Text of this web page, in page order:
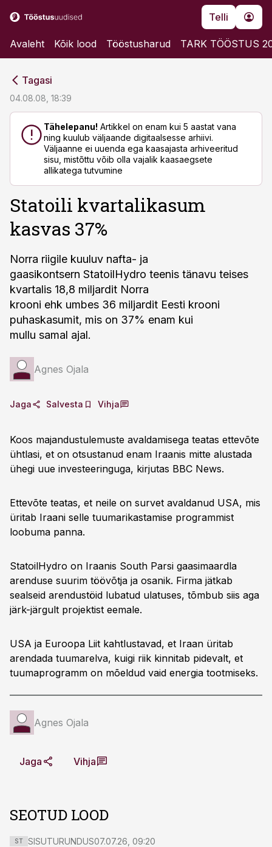
Telli
Avaleht Kõik lood Tööstusharud TARK TÖÖSTUS
Tagasi
04.08.08, 18:39
Tähelepanu! Artikkel on enam kui 5 aastat vana
ning kuulub väljaande digitaalsesse arhiivi.
Väljaanne ei uuenda ega kaasajasta arhiveeritud
sisu, mistõttu võib olla vajalik kaasaegsete
allikatega tutvumine
Statoili kvartalikasum
kasvas 37%
Norra riigile kuuluv nafta- ja
gaasikontsern StatoilHydro teenis tänavu teises
kvartalis 18,8 miljardit Norra
krooni ehk umbes 36 miljardit Eesti krooni
puhaskasumit, mis on 37% enam kui
mullu samal ajal.
Agnes Ojala
Jaga Salvesta Vihja
Koos majandustulemuste avaldamisega teatas ettevõte
ühtlasi, et on otsustanud enam Iraanis mitte alustada
ühegi uue investeeringuga, kirjutas BBC News.
Ettevõte teatas, et neile on survet avaldanud USA, mis
üritab Iraani selle tuumarikastamise programmist
loobuma panna.
StatoilHydro on Iraanis South Parsi gaasimaardla
arenduse suurim töövõtja ja osanik. Firma jätkab
sealseid arendustöid lubatud ulatuses, tõmbub siis aga
järk-järgult projektist eemale.
USA ja Euroopa Liit kahtlustavad, et Iraan üritab
arendada tuumarelva, kuigi riik kinnitab pidevalt, et
tuumaprogramm on mõeldud vaid energia tootmiseks.
Agnes Ojala
Jaga Vihja
SEOTUD LOOD
ST SISUTURUNDUS07.07.26, 09:20